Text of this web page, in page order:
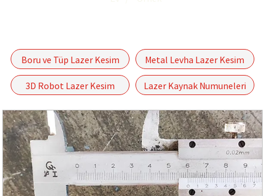
Boru ve Tüp Lazer Kesim
Örnekleri
Metal Levha Lazer Kesim
Örnekleri
3D Robot Lazer Kesim
Lazer Kaynak Numuneleri